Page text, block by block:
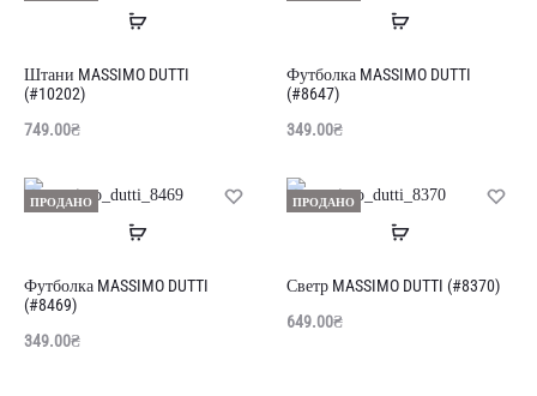
Читати
Штани MASSIMO DUTTI
(#10202)
749.00₴
Читати
Футболка MASSIMO DUTTI
(#8647)
349.00₴
ПРОДАНО
Читати
Футболка MASSIMO DUTTI
(#8469)
349.00₴
ПРОДАНО
Читати
Светр MASSIMO DUTTI (#8370)
649.00₴